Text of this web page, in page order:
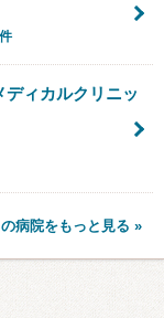
ディカルクリニッ
病院をもっと見る »